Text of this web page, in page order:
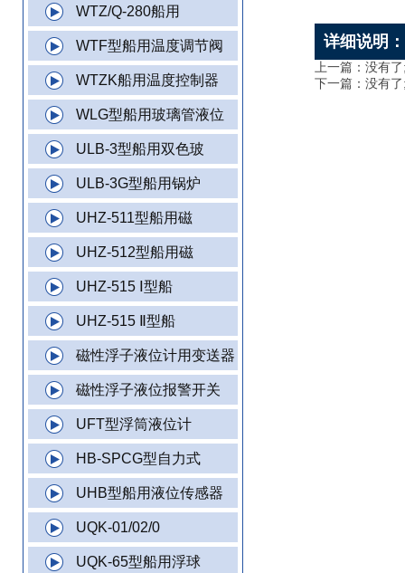
WTZ/Q-280船用
WTF型船用温度调节阀
WTZK船用温度控制器
WLG型船用玻璃管液位
ULB-3型船用双色玻
ULB-3G型船用锅炉
UHZ-511型船用磁
UHZ-512型船用磁
UHZ-515 Ⅰ型船
UHZ-515 Ⅱ型船
磁性浮子液位计用变送器
磁性浮子液位报警开关
UFT型浮筒液位计
HB-SPCG型自力式
UHB型船用液位传感器
UQK-01/02/0
UQK-65型船用浮球
详细说明：
上一篇：没有
下一篇：没有